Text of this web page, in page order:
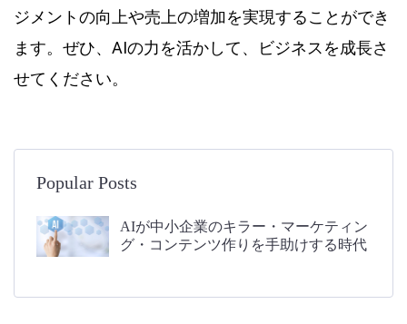
ジメントの向上や売上の増加を実現することができ
ます。ぜひ、AIの力を活かして、ビジネスを成長さ
せてください。
Popular Posts
AIが中小企業のキラー・マーケティン
グ・コンテンツ作りを手助けする時代